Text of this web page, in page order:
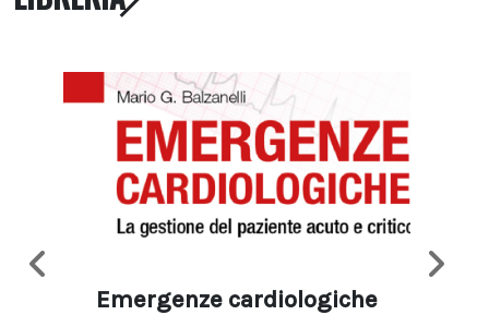
Emergenze cardiologiche